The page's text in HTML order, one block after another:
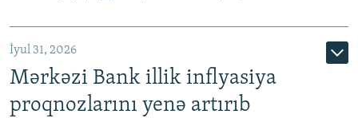
İyul 31, 2026
Mərkəzi Bank illik inflyasiya
proqnozlarını yenə artırıb